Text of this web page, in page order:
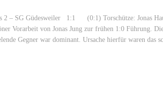
2 – SG Güdesweiler 1:1 (0:1) Torschütze: Jonas
Vorarbeit von Jonas Jung zur frühen 1:0 Führung.
Gegner war dominant. Ursache hierfür waren das